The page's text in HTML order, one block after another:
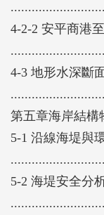
4-2-2 安平商港
4-3 地形水深斷
第五章海岸結構
5-1 沿線海堤與
5-2 海堤安全分